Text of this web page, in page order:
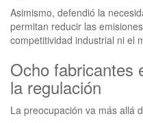
Asimismo, defendió la
permitan reducir las
competitividad industrial ni el
Ocho fabricantes
la regulación
La preocupación va más allá